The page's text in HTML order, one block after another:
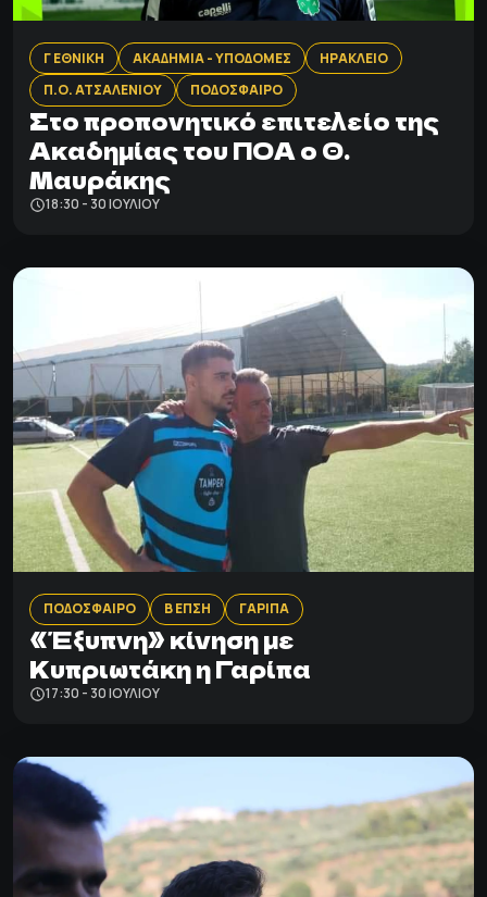
Γ ΕΘΝΙΚΗ ΑΚΑΔΗΜΙΑ - ΥΠΟΔΟΜΕΣ
ΗΡΑΚΛΕΙΟ
Π.Ο. ΑΤΣΑΛΕΝΙΟΥ
ΠΟΔΟΣΦΑΙΡΟ
Στο προπονητικό επιτελείο της
Ακαδημίας του ΠΟΑ ο Θ.
Μαυράκης
18:30 - 30 ΙΟΥΛΊΟΥ
ΠΟΔΟΣΦΑΙΡΟ Β ΕΠΣΗ ΓΑΡΙΠΑ
«Έξυπνη» κίνηση με
Κυπριωτάκη η Γαρίπα
17:30 - 30 ΙΟΥΛΊΟΥ